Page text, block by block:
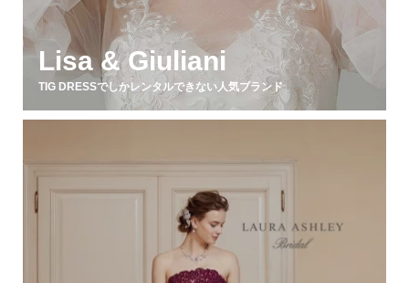
Lisa & Giuliani
TIG DRESSでしかレンタルできない人気ブランド